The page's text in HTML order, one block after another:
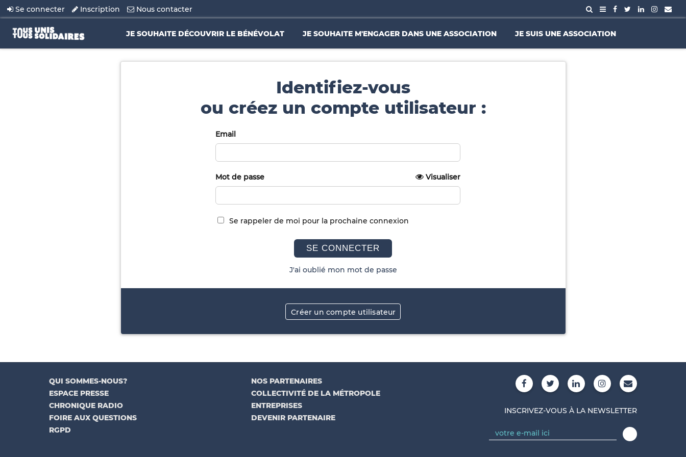
Se connecter Inscription Nous contacter
JE SOUHAITE DÉCOUVRIR LE BÉNÉVOLAT JE SOUHAITE M'ENGAGER DANS UNE ASSOCIATION JE SUIS UNE ASSOCIATION
Identifiez-vous
ou créez un compte utilisateur :
Email
Mot de passe Visualiser
Se rappeler de moi pour la prochaine connexion
SE CONNECTER
J'ai oublié mon mot de passe
Créer un compte utilisateur
QUI SOMMES-NOUS?
ESPACE PRESSE
CHRONIQUE RADIO
FOIRE AUX QUESTIONS
RGPD
NOS PARTENAIRES
COLLECTIVITÉ DE LA MÉTROPOLE
ENTREPRISES
DEVENIR PARTENAIRE
INSCRIVEZ-VOUS À LA NEWSLETTER